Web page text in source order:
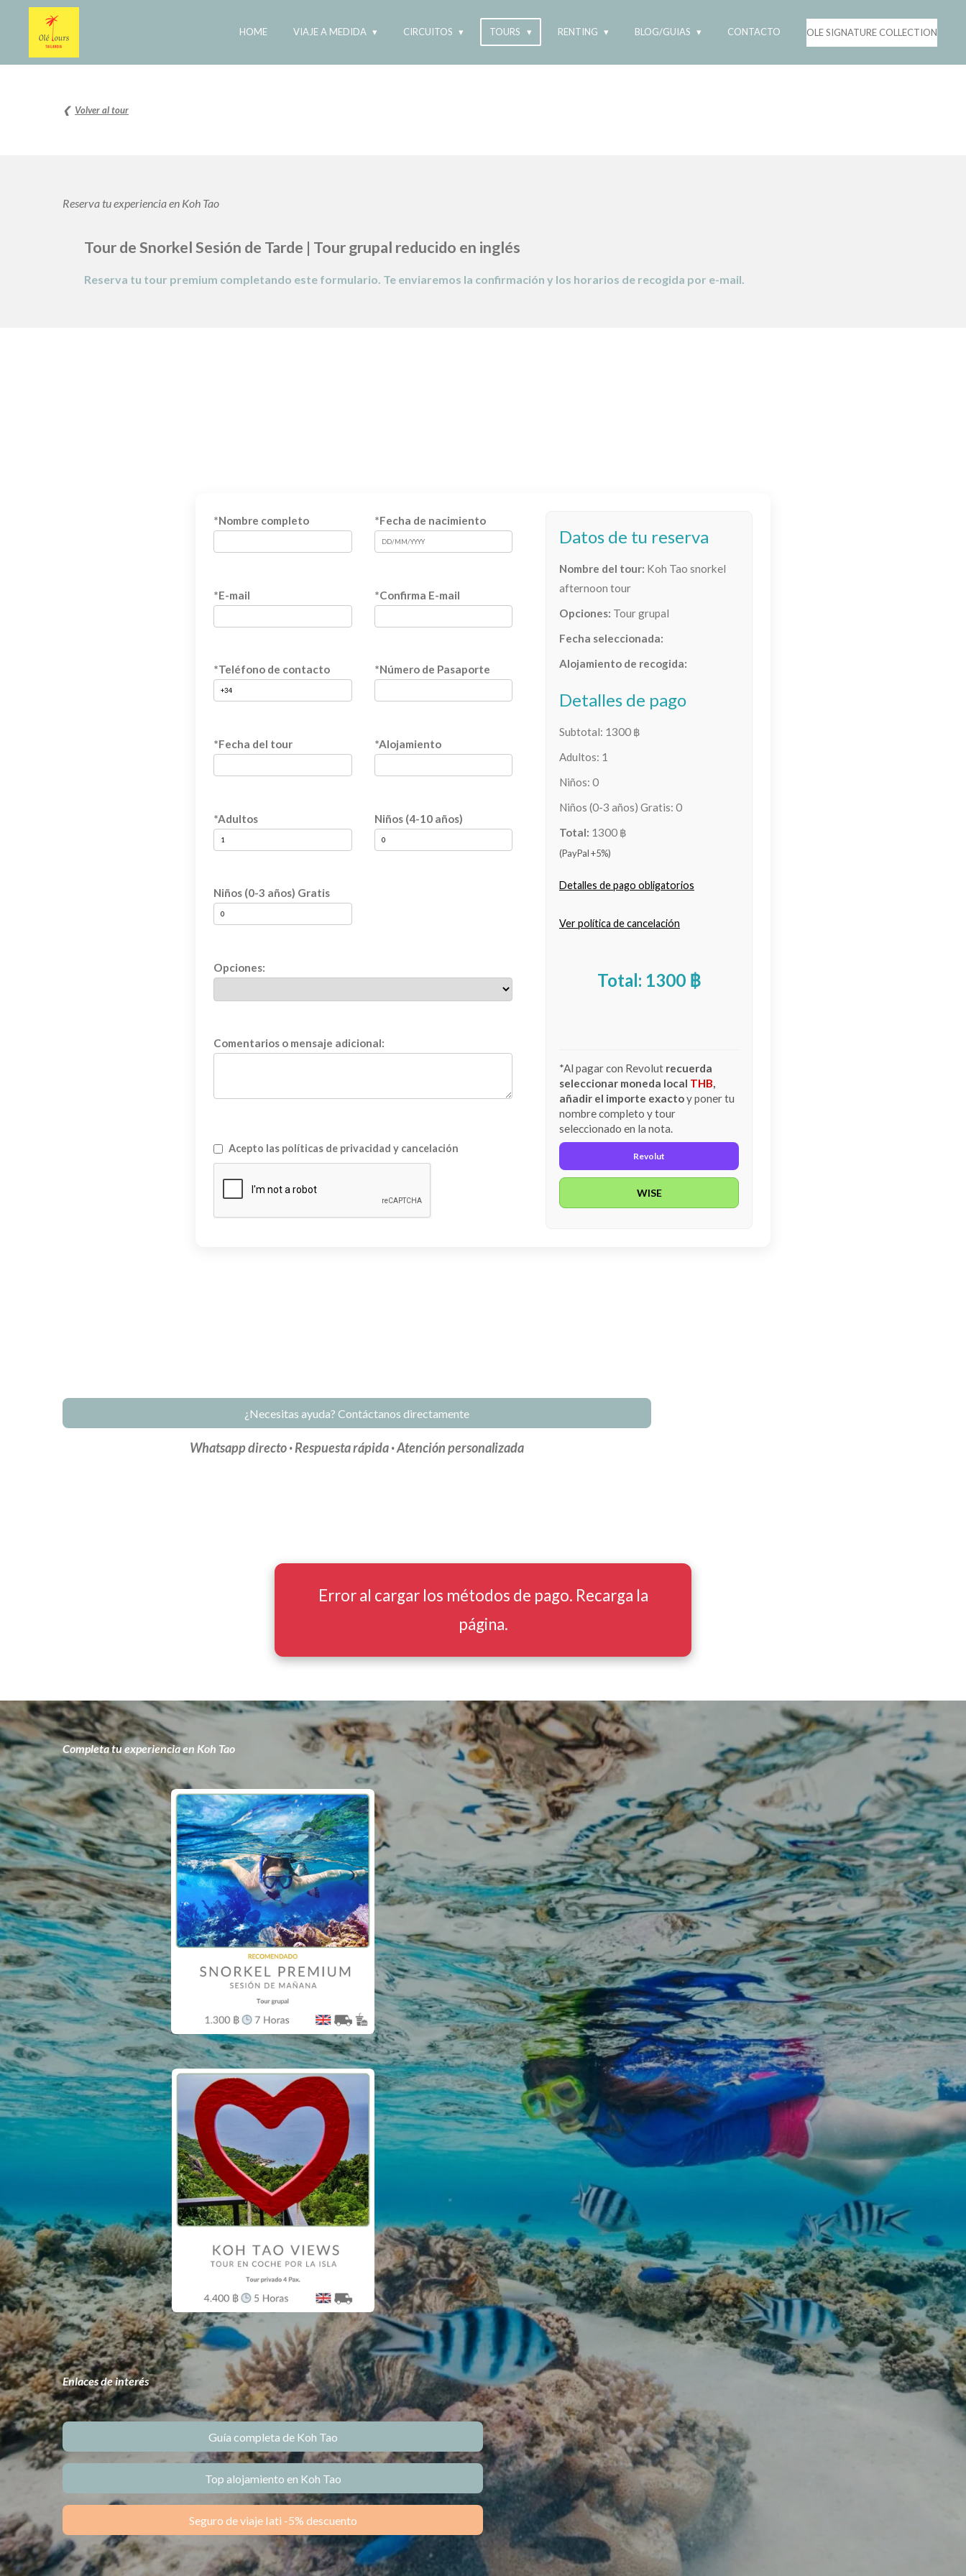
contenido
HOME VIAJE A MEDIDA CIRCUITOS TOURS RENTING BLOG/GUIAS CONTACTO OLE SIGNATURE COLLECTION
❮ Volver al tour
Reserva tu experiencia en Koh Tao
Tour de Snorkel Sesión de Tarde | Tour grupal reducido en inglés
Reserva tu tour premium completando este formulario. Te enviaremos la confirmación y los horarios de recogida por e-mail.
*Nombre completo *Fecha de nacimiento
*E-mail *Confirma E-mail
*Teléfono de contacto *Número de Pasaporte
*Fecha del tour *Alojamiento
*Adultos Niños (4-10 años)
Niños (0-3 años) Gratis
Opciones:
Comentarios o mensaje adicional:
Acepto las políticas de privacidad y cancelación
Datos de tu reserva
Nombre del tour: Koh Tao snorkel
afternoon tour
Opciones: Tour grupal
Fecha seleccionada:
Alojamiento de recogida:
Detalles de pago
Subtotal: 1300 ฿
Adultos: 1
Niños: 0
Niños (0-3 años) Gratis: 0
Total: 1300 ฿
(PayPal +5%)
Detalles de pago obligatorios
Ver política de cancelación
Total: 1300 ฿
*Al pagar con Revolut recuerda
seleccionar moneda local THB,
añadir el importe exactoy poner tu
nombre completo y tour
seleccionado en la nota.
Revolut
WISE
¿Necesitas ayuda? Contáctanos directamente
Whatsapp directo · Respuesta rápida · Atención personalizada
Completa tu experiencia en Koh Tao
Enlaces de interés
Guía completa de Koh Tao
Top alojamiento en Koh Tao
Seguro de viaje Iati -5% descuento